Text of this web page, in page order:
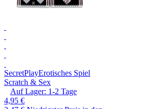
SecretPlayErotisches Spiel
Scratch & Sex
Auf Lager: 1-2 Tage
4,95 €